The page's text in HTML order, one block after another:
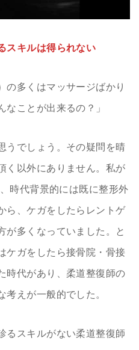
スキルは得られない
の多くはマッサージばかり
なことが出来るの？」
うでしょう。その疑問を晴
く以外にありません。私が
時代背景的には既に整形外
ら、ケガをしたらレントゲ
が多くなっていました。と
ケガをしたら接骨院・骨接
時代があり、柔道整復師の
考えが一般的でした。
るスキルがない柔道整復師